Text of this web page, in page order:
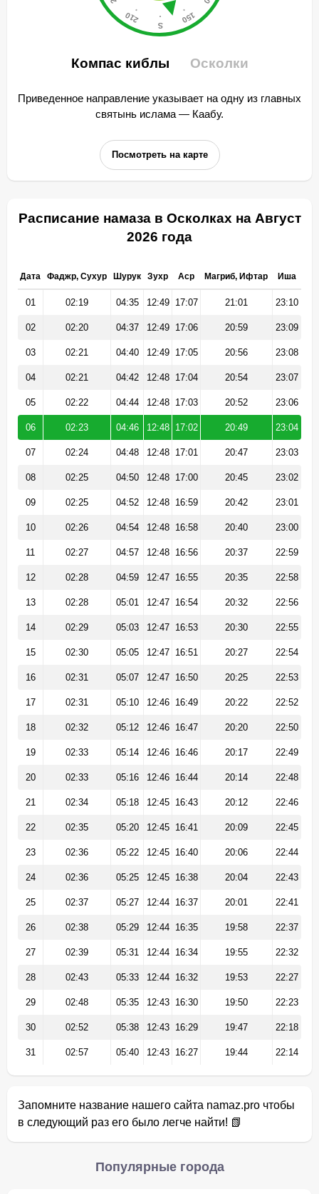
Компас киблы Осколки
Приведенное направление указывает на одну из главных
святынь ислама — Каабу.
Посмотреть на карте
Расписание намаза в Осколках на Август
2026 года
Дата Фаджр, Сухур Шурук Зухр Аср Магриб, Ифтар Иша
01 02:19 04:35 12:49 17:07 21:01 23:10
02 02:20 04:37 12:49 17:06 20:59 23:09
03 02:21 04:40 12:49 17:05 20:56 23:08
04 02:21 04:42 12:48 17:04 20:54 23:07
05 02:22 04:44 12:48 17:03 20:52 23:06
06 02:23 04:46 12:48 17:02 20:49 23:04
07 02:24 04:48 12:48 17:01 20:47 23:03
08 02:25 04:50 12:48 17:00 20:45 23:02
09 02:25 04:52 12:48 16:59 20:42 23:01
10 02:26 04:54 12:48 16:58 20:40 23:00
11 02:27 04:57 12:48 16:56 20:37 22:59
12 02:28 04:59 12:47 16:55 20:35 22:58
13 02:28 05:01 12:47 16:54 20:32 22:56
14 02:29 05:03 12:47 16:53 20:30 22:55
15 02:30 05:05 12:47 16:51 20:27 22:54
16 02:31 05:07 12:47 16:50 20:25 22:53
17 02:31 05:10 12:46 16:49 20:22 22:52
18 02:32 05:12 12:46 16:47 20:20 22:50
19 02:33 05:14 12:46 16:46 20:17 22:49
20 02:33 05:16 12:46 16:44 20:14 22:48
21 02:34 05:18 12:45 16:43 20:12 22:46
22 02:35 05:20 12:45 16:41 20:09 22:45
23 02:36 05:22 12:45 16:40 20:06 22:44
24 02:36 05:25 12:45 16:38 20:04 22:43
25 02:37 05:27 12:44 16:37 20:01 22:41
26 02:38 05:29 12:44 16:35 19:58 22:37
27 02:39 05:31 12:44 16:34 19:55 22:32
28 02:43 05:33 12:44 16:32 19:53 22:27
29 02:48 05:35 12:43 16:30 19:50 22:23
30 02:52 05:38 12:43 16:29 19:47 22:18
31 02:57 05:40 12:43 16:27 19:44 22:14
Запомните название нашего сайта namaz.pro чтобы
в следующий раз его было легче найти! 📗
Популярные города